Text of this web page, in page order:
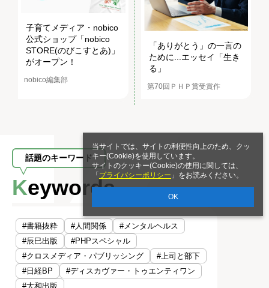
当サイトでは、サイトの利便性向上のため、クッ
キー(Cookie)を使用しています。
サイトのクッキー(Cookie)の使用に関しては、
「 プライバシーポリシー 」をお読みください。
OK
子育てメディア・nobico
公式ショップ「nobico
STORE(のびこすとあ)」
がオープン！
nobico編集部
「ありがとう」の一言の
ために...エッセイ「生き
る」
第70回ＰＨＰ賞受賞作
話題のキーワード
Keywords
#書籍抜粋 #人間関係
#メンタルヘルス
#辰巳出版
#PHPスペシャル
#クロスメディア・パブリッシング
#上司と部下
#日経BP
#ディスカヴァー・トゥエンティワン
#大和出版